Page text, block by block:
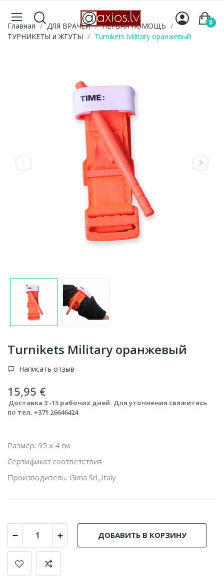
0
Главная ДЛЯ ВРАЧЕЙ
ПЕРВАЯ ПОМОЩЬ
ТУРНИКЕТЫ и ЖГУТЫ
Turnikets Military оранжевый
Turnikets Military оранжевый
Написать отзыв
15,95 €
Доставка 3 -15 рабочих дней. Для уточнения свяжитесь
по тел. +371 26646424
Размер: 95 х 4 см
Сертификат соответствия
Производитель: Gima Srl.,Italy
ДОБАВИТЬ В КОРЗИНУ